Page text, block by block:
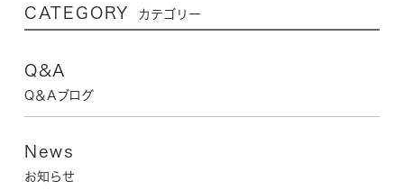
CATEGORY カテゴリー
Q&A
Q＆Aブログ
News
お知らせ